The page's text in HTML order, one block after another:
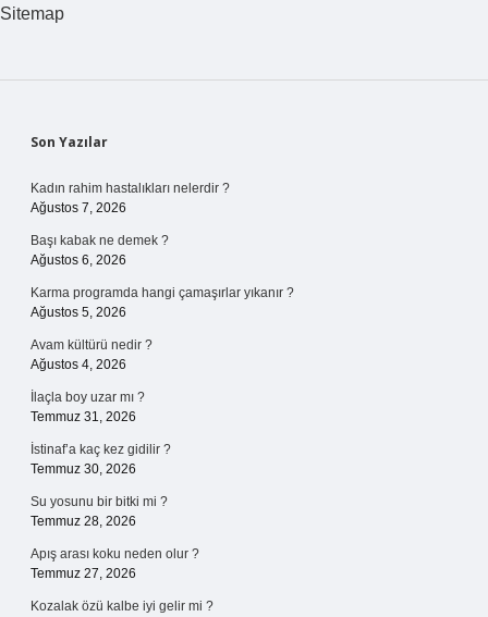
Sitemap
Sidebar
Son Yazılar
Kadın rahim hastalıkları nelerdir ?
Ağustos 7, 2026
Başı kabak ne demek ?
Ağustos 6, 2026
Karma programda hangi çamaşırlar yıkanır ?
Ağustos 5, 2026
Avam kültürü nedir ?
Ağustos 4, 2026
İlaçla boy uzar mı ?
Temmuz 31, 2026
İstinaf’a kaç kez gidilir ?
Temmuz 30, 2026
Su yosunu bir bitki mi ?
Temmuz 28, 2026
Apış arası koku neden olur ?
Temmuz 27, 2026
Kozalak özü kalbe iyi gelir mi ?